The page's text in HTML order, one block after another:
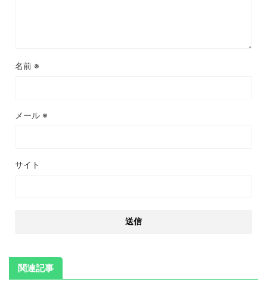
名前 ※
メール ※
サイト
関連記事